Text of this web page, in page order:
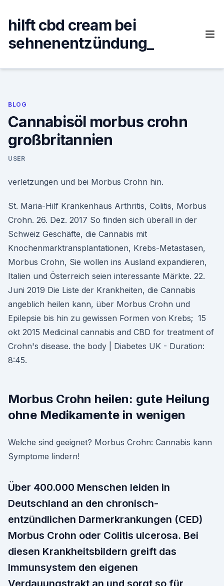
content
hilft cbd cream bei
sehnenentzündung_
BLOG
Cannabisöl morbus crohn
großbritannien
USER
verletzungen und bei Morbus Crohn hin.
St. Maria-Hilf Krankenhaus Arthritis, Colitis, Morbus
Crohn. 26. Dez. 2017 So finden sich überall in der
Schweiz Geschäfte, die Cannabis mit
Knochenmarktransplantationen, Krebs-Metastasen,
Morbus Crohn, Sie wollen ins Ausland expandieren,
Italien und Österreich seien interessante Märkte. 22.
Juni 2019 Die Liste der Krankheiten, die Cannabis
angeblich heilen kann, über Morbus Crohn und
Epilepsie bis hin zu gewissen Formen von Krebs; 15
okt 2015 Medicinal cannabis and CBD for treatment of
Crohn's disease. the body | Diabetes UK - Duration:
8:45.
Morbus Crohn heilen: gute Heilung
ohne Medikamente in wenigen
Welche sind geeignet? Morbus Crohn: Cannabis kann
Symptome lindern!
Über 400.000 Menschen leiden in
Deutschland an den chronisch-
entzündlichen Darmerkrankungen (CED)
Morbus Crohn oder Colitis ulcerosa. Bei
diesen Krankheitsbildern greift das
Immunsystem den eigenen
Verdauungstrakt an und sorgt so für